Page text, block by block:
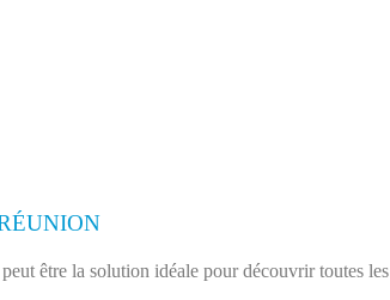
être la solution idéale pour découvrir toutes